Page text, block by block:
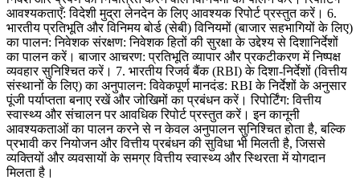
आवश्यकताएँ: विदेशी मुद्रा लेनदेन के लिए आवश्यक रिपोर्ट प्रस्तुत करें। 6.
भारतीय प्रतिभूति और विनिमय बोर्ड (सेबी) विनियमों (बाजार सहभागियों के लिए)
का पालन: निवेशक संरक्षण: निवेशक हितों की सुरक्षा के उद्देश्य से दिशानिर्देशों
का पालन करें। बाजार आचरण: प्रतिभूति व्यापार और प्रकटीकरण में निष्पक्ष
व्यवहार सुनिश्चित करें। 7. भारतीय रिजर्व बैंक (RBI) के दिशा-निर्देशों (वित्तीय
संस्थानों के लिए) का अनुपालन: विवेकपूर्ण मानदंड: RBI के निर्देशों के अनुसार
पूंजी पर्याप्तता बनाए रखें और जोखिमों का प्रबंधन करें। रिपोर्टिंग: वित्तीय
स्वास्थ्य और संचालन पर आवधिक रिपोर्ट प्रस्तुत करें। इन कानूनी
आवश्यकताओं का पालन करने से न केवल अनुपालन सुनिश्चित होता है, बल्कि
प्रभावी कर नियोजन और वित्तीय प्रबंधन की सुविधा भी मिलती है, जिससे
व्यक्तियों और व्यवसायों के समग्र वित्तीय स्वास्थ्य और स्थिरता में योगदान
मिलता है।